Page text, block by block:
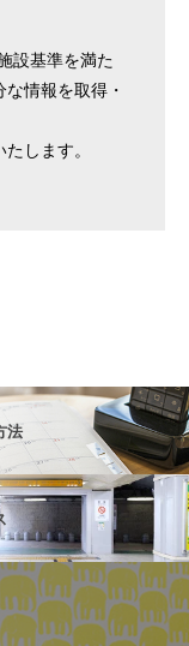
設基準を満た
情報を取得・
します。
法